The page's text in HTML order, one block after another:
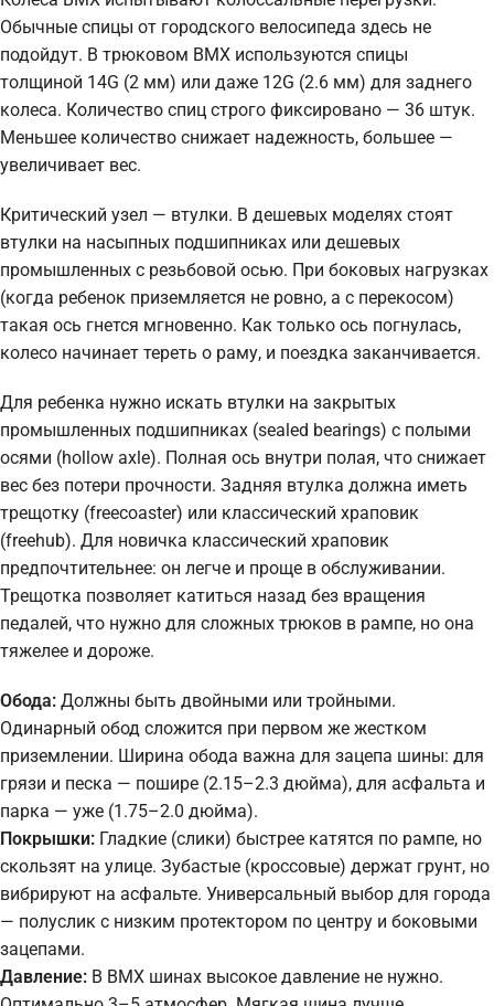
Обычные спицы от городского велосипеда здесь не
подойдут. В трюковом BMX используются спицы
толщиной 14G (2 мм) или даже 12G (2.6 мм) для заднего
колеса. Количество спиц строго фиксировано — 36 штук.
Меньшее количество снижает надежность, большее —
увеличивает вес.
Критический узел — втулки. В дешевых моделях стоят
втулки на насыпных подшипниках или дешевых
промышленных с резьбовой осью. При боковых нагрузках
(когда ребенок приземляется не ровно, а с перекосом)
такая ось гнется мгновенно. Как только ось погнулась,
колесо начинает тереть о раму, и поездка заканчивается.
Для ребенка нужно искать втулки на закрытых
промышленных подшипниках (sealed bearings) с полыми
осями (hollow axle). Полная ось внутри полая, что снижает
вес без потери прочности. Задняя втулка должна иметь
трещотку (freecoaster) или классический храповик
(freehub). Для новичка классический храповик
предпочтительнее: он легче и проще в обслуживании.
Трещотка позволяет катиться назад без вращения
педалей, что нужно для сложных трюков в рампе, но она
тяжелее и дороже.
Обода: Должны быть двойными или тройными.
Одинарный обод сложится при первом же жестком
приземлении. Ширина обода важна для зацепа шины: для
грязи и песка — пошире (2.15–2.3 дюйма), для асфальта и
парка — уже (1.75–2.0 дюйма).
Покрышки: Гладкие (слики) быстрее катятся по рампе, но
скользят на улице. Зубастые (кроссовые) держат грунт, но
вибрируют на асфальте. Универсальный выбор для города
— полуслик с низким протектором по центру и боковыми
зацепами.
Давление: В BMX шинах высокое давление не нужно.